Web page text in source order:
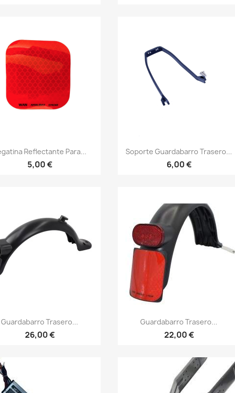
Vista rápida
Reflectante Para...
5,00 €
Vista rápida
Soporte Guardabarro Trasero...
6,00 €
Vista rápida
Guardabarro Trasero...
26,00 €
Vista rápida
Guardabarro Trasero...
22,00 €